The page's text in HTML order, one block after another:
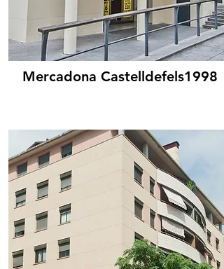
Mercadona Castelldefels1998